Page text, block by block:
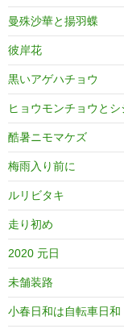
曼殊沙華と揚羽蝶
彼岸花
黒いアゲハチョウ
ヒョウモンチョウとシ
酷暑ニモマケズ
梅雨入り前に
ルリビタキ
走り初め
2020 元日
未舗装路
小春日和は自転車日和